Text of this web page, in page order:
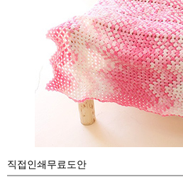
직접인쇄무료도안